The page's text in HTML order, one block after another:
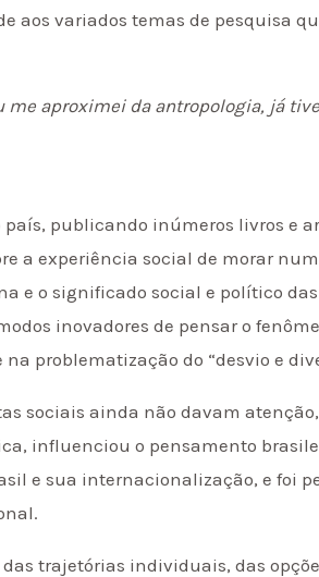
variados temas de pesquisa
aproximei da antropologia, já
publicando inúmeros livros e
a experiência social de morar
e o significado social e político
inovadores de pensar o
problematização do “desvio e
sociais ainda não davam
influenciou o pensamento
e sua internacionalização, e foi
trajetórias individuais, das